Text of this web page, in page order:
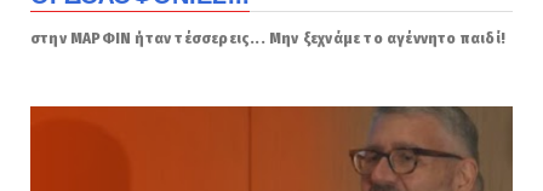
στην ΜΑΡΦΙΝ ήταν τέσσερεις... Μην ξεχνάμε το αγέννητο παιδί!